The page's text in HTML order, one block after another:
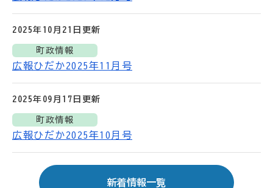
2025年10月21日 更新
町政情報
広報ひだか2025年11月号
2025年09月17日 更新
町政情報
広報ひだか2025年10月号
新着情報一覧